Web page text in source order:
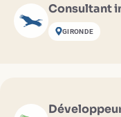
Consultant
GIRONDE